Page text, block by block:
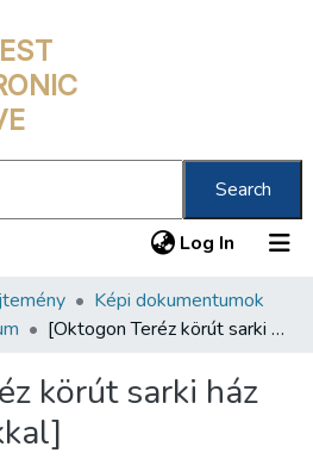
Search
Log In (current)
Képi dokumentumok
[Oktogon Teréz körút sarki ház fényreklámokkal]
körút sarki ház